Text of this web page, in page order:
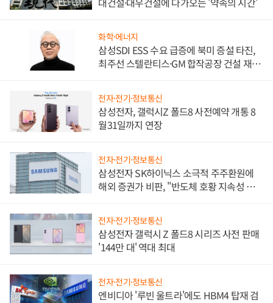
화학·에너지
삼성SDI ESS 수요 급증에 북미 증설 타진,
최주선 스텔란티스·GM 합작공장 건설 재추
전자·전기·정보통신
삼성전자, 갤럭시Z 폴드8 사전예약 개통 8
월31일까지 연장
전자·전기·정보통신
삼성전자 SK하이닉스 소극적 주주환원에
해외 증권가 비판, "반도체 호황 지속성 의
전자·전기·정보통신
삼성전자 갤럭시 Z 폴드8 시리즈 사전 판매
'144만 대' 역대 최대
전자·전기·정보통신
엔비디아 '루빈 울트라'에도 HBM4 탑재 검